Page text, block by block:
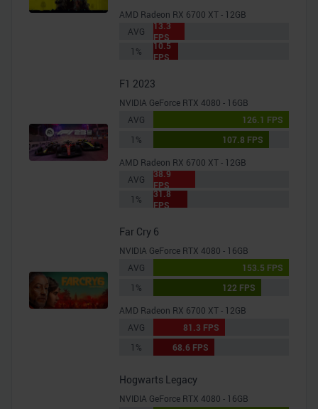
AMD Radeon RX 6700 XT - 12GB
AVG
13.3
FPS
1%
10.5
FPS
F1 2023
NVIDIA GeForce RTX 4080 - 16GB
AVG
126.1 FPS
1%
107.8 FPS
AMD Radeon RX 6700 XT - 12GB
AVG
38.9
FPS
1%
31.8
FPS
Far Cry 6
NVIDIA GeForce RTX 4080 - 16GB
AVG
153.5 FPS
1%
122 FPS
AMD Radeon RX 6700 XT - 12GB
AVG
81.3 FPS
1%
68.6 FPS
Hogwarts Legacy
NVIDIA GeForce RTX 4080 - 16GB